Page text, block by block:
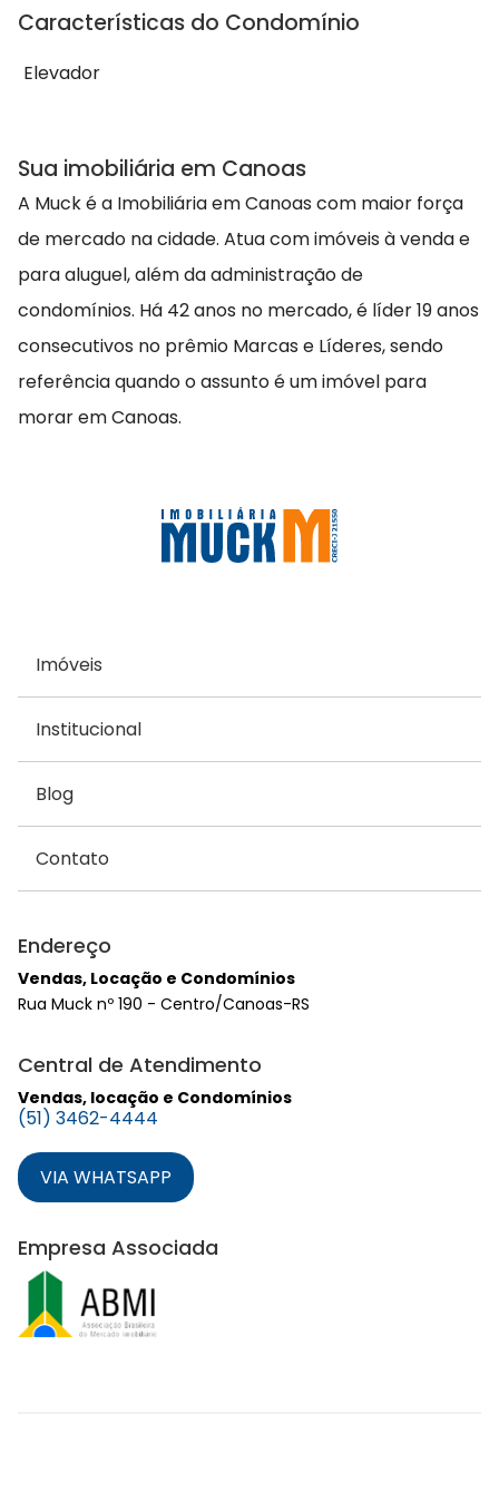
Características do Condomínio
Elevador
Sua imobiliária em Canoas
A Muck é a Imobiliária em Canoas com maior força
de mercado na cidade. Atua com imóveis à venda e
para aluguel, além da administração de
condomínios. Há 42 anos no mercado, é líder 19 anos
consecutivos no prêmio Marcas e Líderes, sendo
referência quando o assunto é um imóvel para
morar em Canoas.
Imóveis
Institucional
Blog
Contato
Endereço
Vendas, Locação e Condomínios
Rua Muck nº 190 - Centro/Canoas-RS
Central de Atendimento
Vendas, locação e Condomínios
(51) 3462-4444
VIA WHATSAPP
Empresa Associada